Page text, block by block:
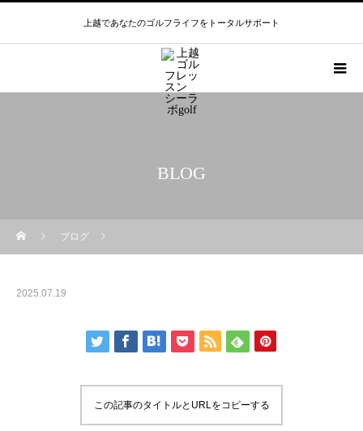
上越であなたのゴルフライフをトータルサポート
BLOG
ブログ
2025.07.19
この記事のタイトルとURLをコピーする